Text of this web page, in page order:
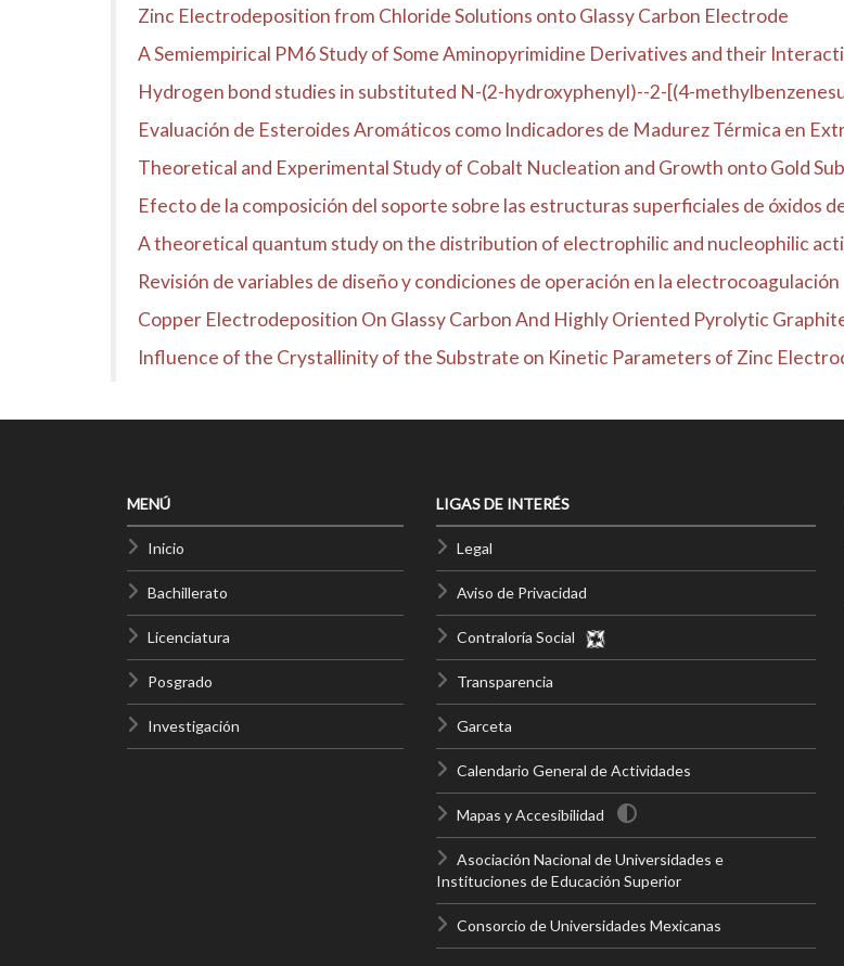
Zinc Electrodeposition from Chloride Solutions onto Glassy Carbon Electrode
A Semiempirical PM6 Study of Some Aminopyrimidine Derivatives and their
Hydrogen bond studies in substituted N-(2-hydroxyphenyl)--2-[(4-
Evaluación de Esteroides Aromáticos como Indicadores de Madurez Térmica en
Theoretical and Experimental Study of Cobalt Nucleation and Growth onto Gold
Efecto de la composición del soporte sobre las estructuras superficiales de óxidos
A theoretical quantum study on the distribution of electrophilic and nucleophilic
Revisión de variables de diseño y condiciones de operación en la electrocoagulación
Copper Electrodeposition On Glassy Carbon And Highly Oriented Pyrolytic
Influence of the Crystallinity of the Substrate on Kinetic Parameters of Zinc
MENÚ
Inicio
Bachillerato
Licenciatura
Posgrado
Investigación
LIGAS DE INTERÉS
Legal
Aviso de Privacidad
Contraloría Social
Transparencia
Garceta
Calendario General de Actividades
Mapas y Accesibilidad
Asociación Nacional de Universidades e
Instituciones de Educación Superior
Consorcio de Universidades Mexicanas